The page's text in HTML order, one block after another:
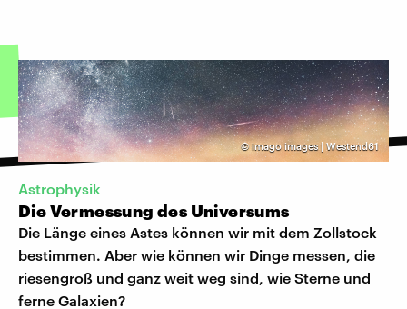
© imago images | Westend61
Astrophysik
Die Vermessung des Universums
Die Länge eines Astes können wir mit dem Zollstock
bestimmen. Aber wie können wir Dinge messen, die
riesengroß und ganz weit weg sind, wie Sterne und
ferne Galaxien?